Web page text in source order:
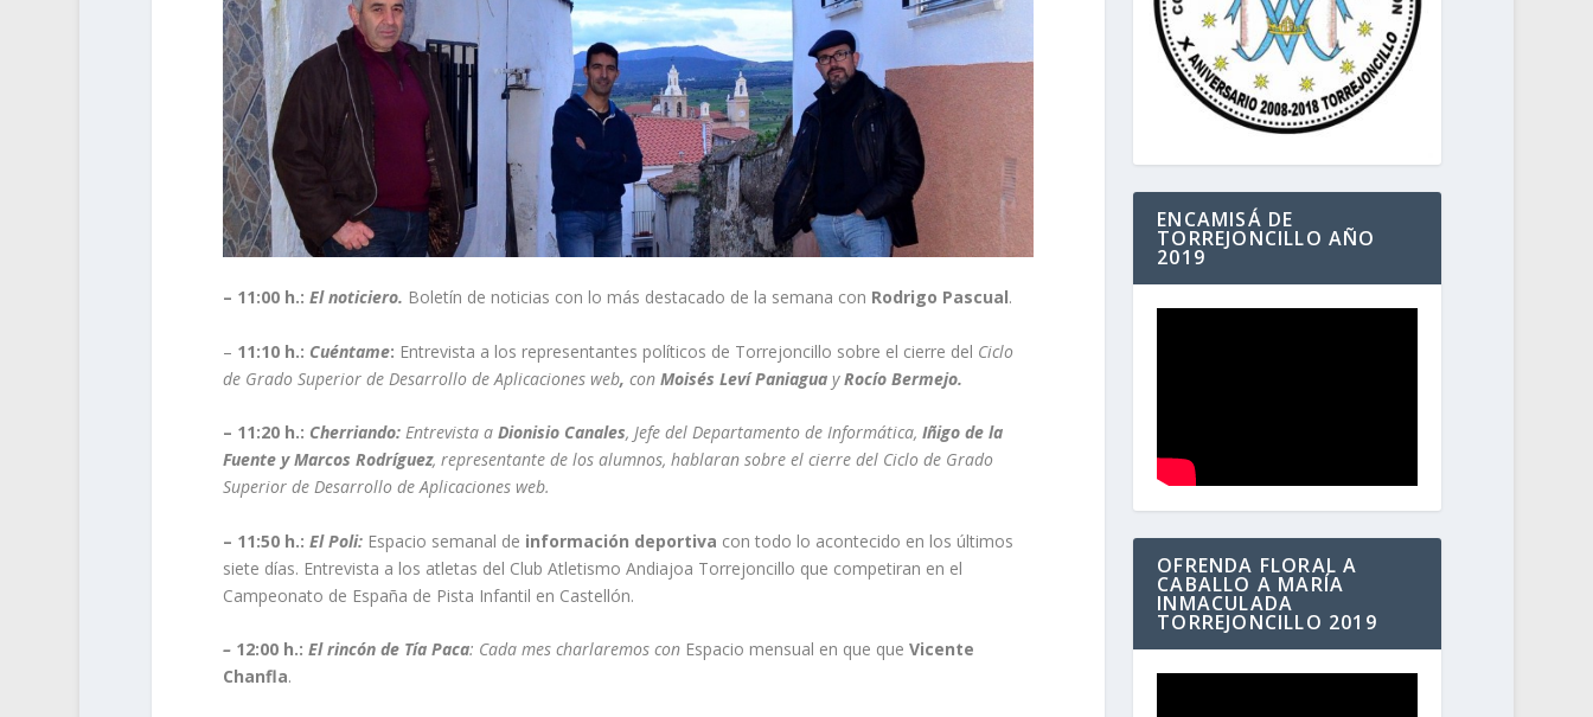
– 11:00 h.: El noticiero. Boletín de noticias con lo más destacado de la semana con Rodrigo Pascual.
– 11:10 h.: Cuéntame: Entrevista a los representantes políticos de Torrejoncillo sobre el cierre del Ciclo
de Grado Superior de Desarrollo de Aplicaciones web, conMoisés Leví PaniaguayRocío Bermejo.
– 11:20 h.: Cherriando: Entrevista a Dionisio Canales, Jefe del Departamento de Informática, Iñigo de la
Fuente y Marcos Rodríguez, representante de los alumnos, hablaran sobre el cierre del Ciclo de Grado
Superior de Desarrollo de Aplicaciones web.
– 11:50 h.: El Poli: Espacio semanal de información deportiva con todo lo acontecido en los últimos
siete días. Entrevista a los atletas del Club Atletismo Andiajoa Torrejoncillo que competiran en el
Campeonato de España de Pista Infantil en Castellón.
– 12:00 h.: El rincón de Tía Paca: Cada mes charlaremos con Espacio mensual en que que Vicente
Chanfla.
ENCAMISÁ DE
TORREJONCILLO AÑO
2019
OFRENDA FLORAL A
CABALLO A MARÍA
INMACULADA
TORREJONCILLO 2019